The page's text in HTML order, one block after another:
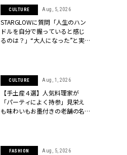
CULTURE Aug, 5, 2026
STARGLOWに質問「人生のハン
ドルを自分で握っていると感じ
るのは？」“大️人になった”と実
CULTURE Aug, 1, 2026
【手土産４選】人気料理家が
「パーティによく持参」見栄え
も味わいもお墨付きの老舗の名
FASHION Aug, 5, 2026